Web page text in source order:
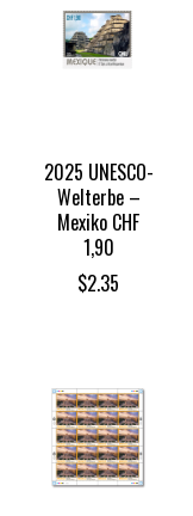
2025 UNESCO-
Welterbe –
Mexiko CHF
1,90
$2.35